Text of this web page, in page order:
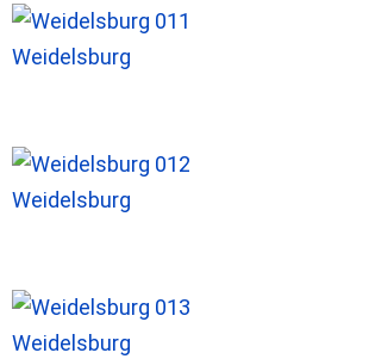
Weidelsburg
Weidelsburg
Weidelsburg